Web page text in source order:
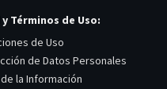
Términos de Uso:
de Uso
de Datos Personales
la Información